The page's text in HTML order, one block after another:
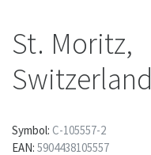
St. Moritz,
Switzerland
Symbol: C-105557-2
EAN: 5904438105557